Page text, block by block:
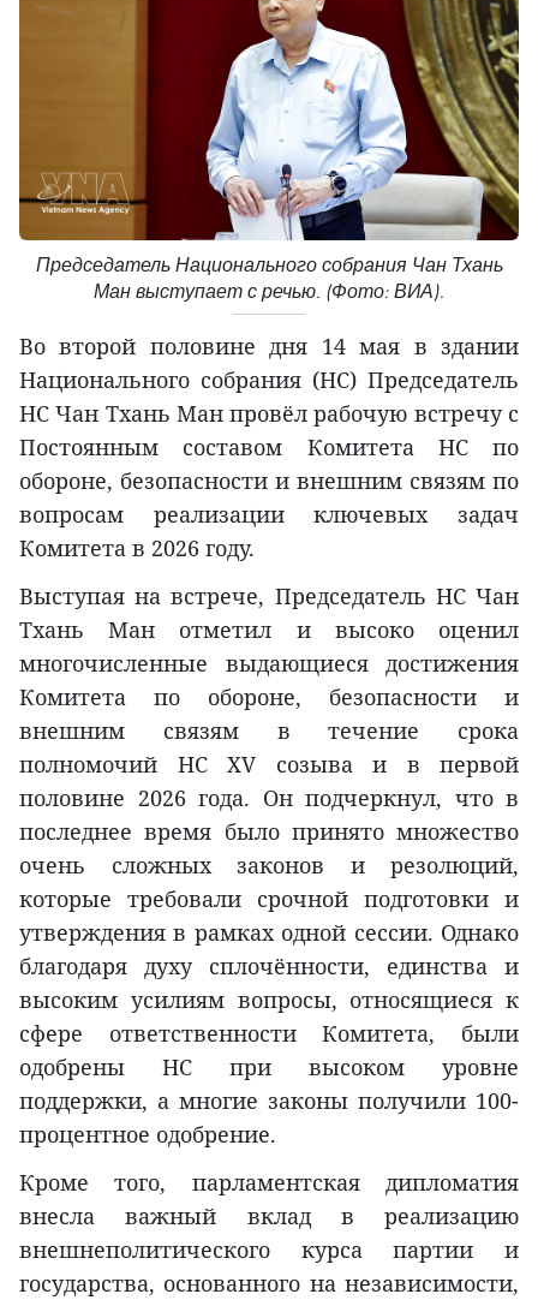
Председатель Национального собрания Чан Тхань
Ман выступает с речью. (Фото: ВИА).
Во второй половине дня 14 мая в здании
Национального собрания (НС) Председатель
НС Чан Тхань Ман провёл рабочую встречу с
Постоянным составом Комитета НС по
обороне, безопасности и внешним связям по
вопросам реализации ключевых задач
Комитета в 2026 году.
Выступая на встрече, Председатель НС Чан
Тхань Ман отметил и высоко оценил
многочисленные выдающиеся достижения
Комитета по обороне, безопасности и
внешним связям в течение срока
полномочий НС XV созыва и в первой
половине 2026 года. Он подчеркнул, что в
последнее время было принято множество
очень сложных законов и резолюций,
которые требовали срочной подготовки и
утверждения в рамках одной сессии. Однако
благодаря духу сплочённости, единства и
высоким усилиям вопросы, относящиеся к
сфере ответственности Комитета, были
одобрены НС при высоком уровне
поддержки, а многие законы получили 100-
процентное одобрение.
Кроме того, парламентская дипломатия
внесла важный вклад в реализацию
внешнеполитического курса партии и
государства, основанного на независимости,